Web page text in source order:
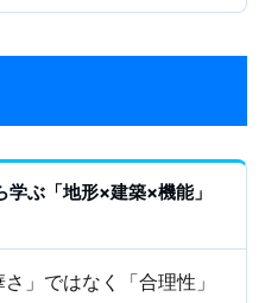
学ぶ「地形×建築×機能」
」ではなく「合理性」